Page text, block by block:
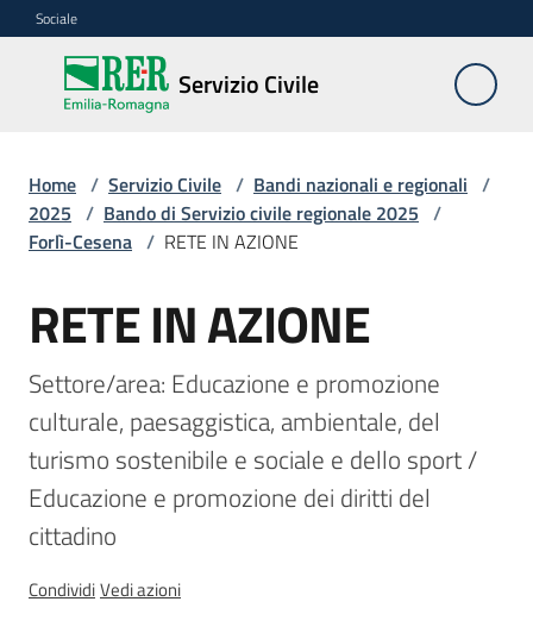
Vai al contenuto
Vai alla navigazione
Vai al footer
Sociale
Servizio Civile
Servizio
Civile
Cos'è
partecipare
Bandi
nazionali
e
regionali
Menu selezionato
Elenco
regionale
SCR
Home / Servizio Civile / Bandi nazionali e regionali /
2025 / Bando di Servizio civile regionale 2025 /
Forlì-Cesena / RETE IN AZIONE
Salta al contenuto
RETE IN AZIONE
Settore/area: Educazione e promozione
culturale, paesaggistica, ambientale, del
turismo sostenibile e sociale e dello sport /
Educazione e promozione dei diritti del
cittadino
CondividiVedi azioni